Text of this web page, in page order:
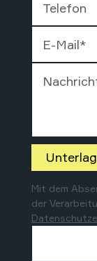
Telefon
E-Mail*
Mit dem
der